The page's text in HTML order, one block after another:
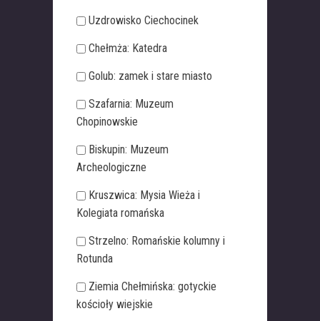
Uzdrowisko Ciechocinek
Chełmża: Katedra
Golub: zamek i stare miasto
Szafarnia: Muzeum
Chopinowskie
Biskupin: Muzeum
Archeologiczne
Kruszwica: Mysia Wieża i
Kolegiata romańska
Strzelno: Romańskie kolumny i
Rotunda
Ziemia Chełmińska: gotyckie
kościoły wiejskie